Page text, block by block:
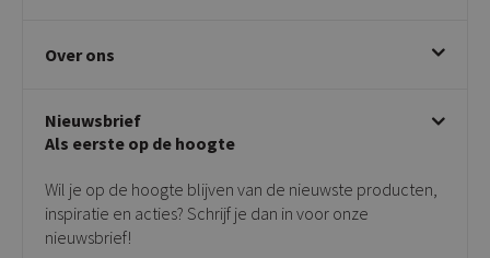
Klachtafhandeling
Privacy policy
Draaibare eetkamerstoelen
Taupe stoelen
Tuinstoelen
Bijzettafels
Over ons
Showroom
Contact
Onderhoudsproducten
Vloerbescherming
Giftcards
Nieuwsbrief
Als eerste op de hoogte
Wil je op de hoogte blijven van de nieuwste producten,
inspiratie en acties? Schrijf je dan in voor onze
nieuwsbrief!